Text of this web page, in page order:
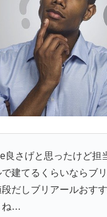
良さげと思ったけど担
建てるくらいならブ
段だしブリアールおす
ね…